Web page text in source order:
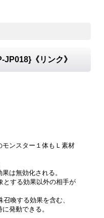
《リンク》
ンスター１体もＬ素材
は無効化される。
とする効果以外の相手が
喚する効果を含む、
発動できる。